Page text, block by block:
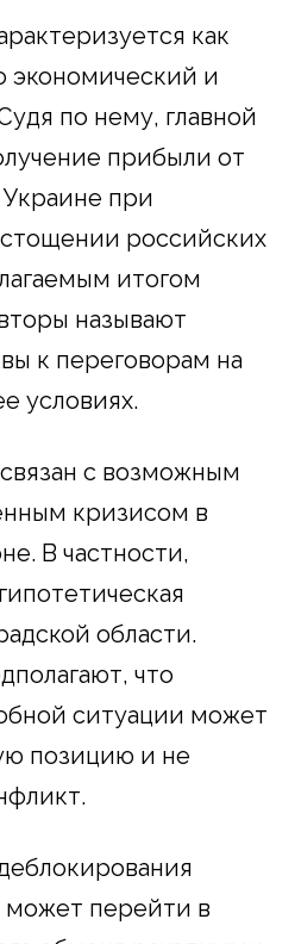
как
и
по нему, главной
прибыли от
при
российских
итогом
называют
к переговорам на
условиях.
с возможным
кризисом в
В частности,
области.
что
ситуации может
позицию и не
может перейти в